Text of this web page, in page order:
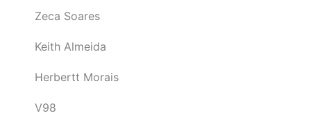
Zeca Soares
Keith Almeida
Herbertt Morais
V98